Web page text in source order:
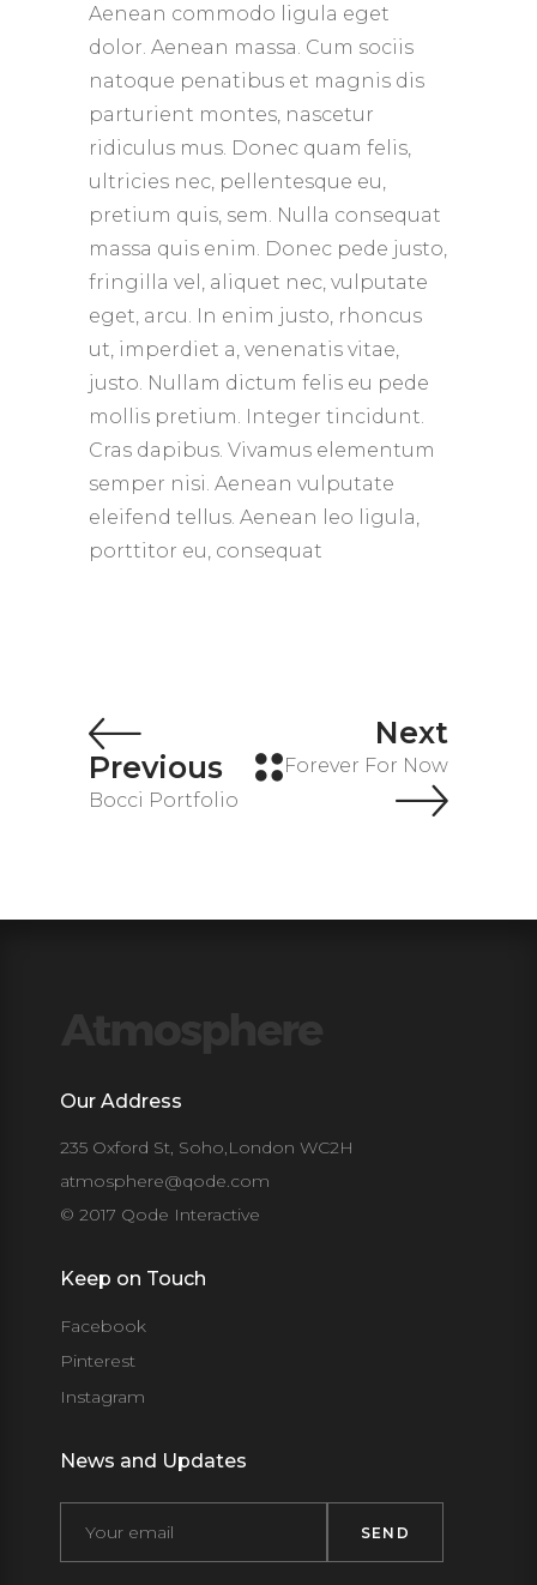
Aenean commodo ligula eget
dolor. Aenean massa. Cum sociis
natoque penatibus et magnis dis
parturient montes, nascetur
ridiculus mus. Donec quam felis,
ultricies nec, pellentesque eu,
pretium quis, sem. Nulla consequat
massa quis enim. Donec pede justo,
fringilla vel, aliquet nec, vulputate
eget, arcu. In enim justo, rhoncus
ut, imperdiet a, venenatis vitae,
justo. Nullam dictum felis eu pede
mollis pretium. Integer tincidunt.
Cras dapibus. Vivamus elementum
semper nisi. Aenean vulputate
eleifend tellus. Aenean leo ligula,
porttitor eu, consequat
Previous
Bocci Portfolio
Next
Forever For Now
Our Address
235 Oxford St, Soho,London WC2H
atmosphere@qode.com
© 2017 Qode Interactive
Keep on Touch
Facebook
Pinterest
Instagram
News and Updates